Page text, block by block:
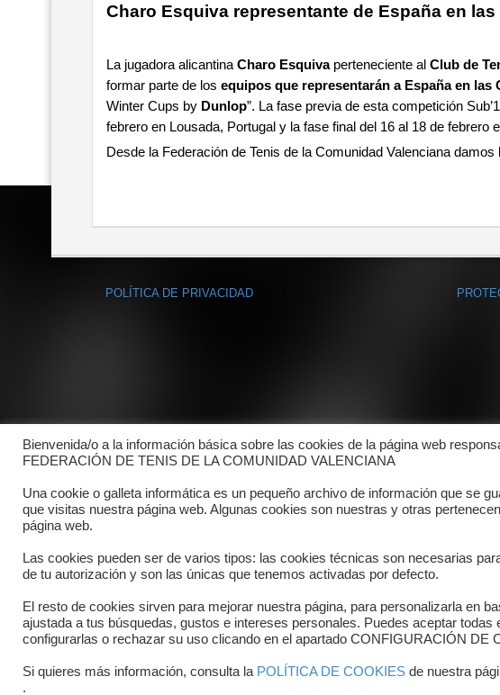
Charo Esquiva representante de España en
La jugadora alicantina Charo Esquivaperteneciente al Club de
formar parte de los equipos que representarán a España en las
Winter Cups by Dunlop”. La fase previa de esta competición
febrero en Lousada, Portugal y la fase final del 16 al 18 de febrero
Desde la Federación de Tenis de la Comunidad Valenciana
POLÍTICA DE PRIVACIDAD
Copyright © 2025 FTCV
Bienvenida/o a la información básica sobre las cookies de la página web
FEDERACIÓN DE TENIS DE LA COMUNIDAD VALENCIANA
Una cookie o galleta informática es un pequeño archivo de información que se
que visitas nuestra página web. Algunas cookies son nuestras y otras
página web.
Las cookies pueden ser de varios tipos: las cookies técnicas son necesarias
de tu autorización y son las únicas que tenemos activadas por defecto.
El resto de cookies sirven para mejorar nuestra página, para personalizarla en
ajustada a tus búsquedas, gustos e intereses personales. Puedes aceptar
configurarlas o rechazar su uso clicando en el apartado CONFIGURACIÓN DE
Si quieres más información, consulta la POLÍTICA DE COOKIES de nuestra
.